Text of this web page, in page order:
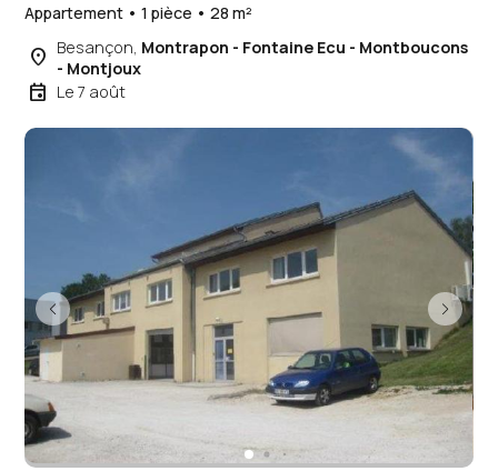
Appartement • 1 pièce • 28 m²
place Besançon, Montrapon - Fontaine Ecu - Montboucons
- Montjoux
event Le 7 août